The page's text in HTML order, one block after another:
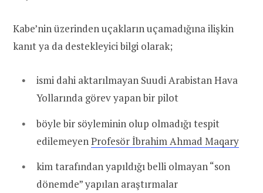
Kabe’nin üzerinden uçakların uçamadığına ilişkin
kanıt ya da destekleyici bilgi olarak;
ismi dahi aktarılmayan Suudi Arabistan Hava
Yollarında görev yapan bir pilot
böyle bir söyleminin olup olmadığı tespit
edilemeyenProfesör İbrahim Ahmad Maqary
kim tarafından yapıldığı belli olmayan “son
dönemde” yapılan araştırmalar